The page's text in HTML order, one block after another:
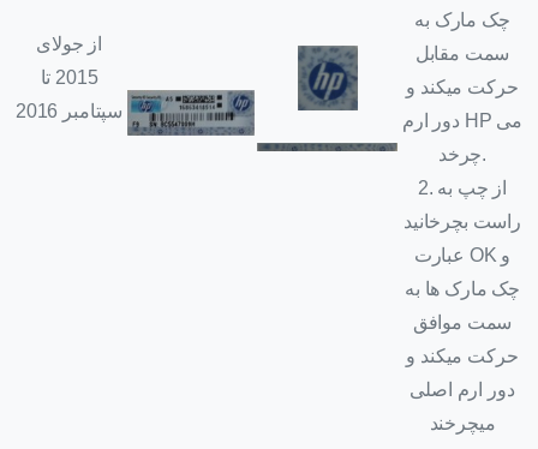
از جولای
2015 تا
سپتامبر 2016
چک مارک به
سمت مقابل
حرکت میکند و
دور ارم HP می
چرخد.
2. از چپ به
راست بچرخانید
عبارت OK و
چک مارک ها به
سمت موافق
حرکت میکند و
دور ارم اصلی
میچرخند